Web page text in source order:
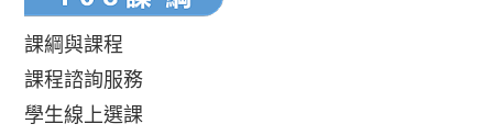
課綱與課程
課程諮詢服務
學生線上選課